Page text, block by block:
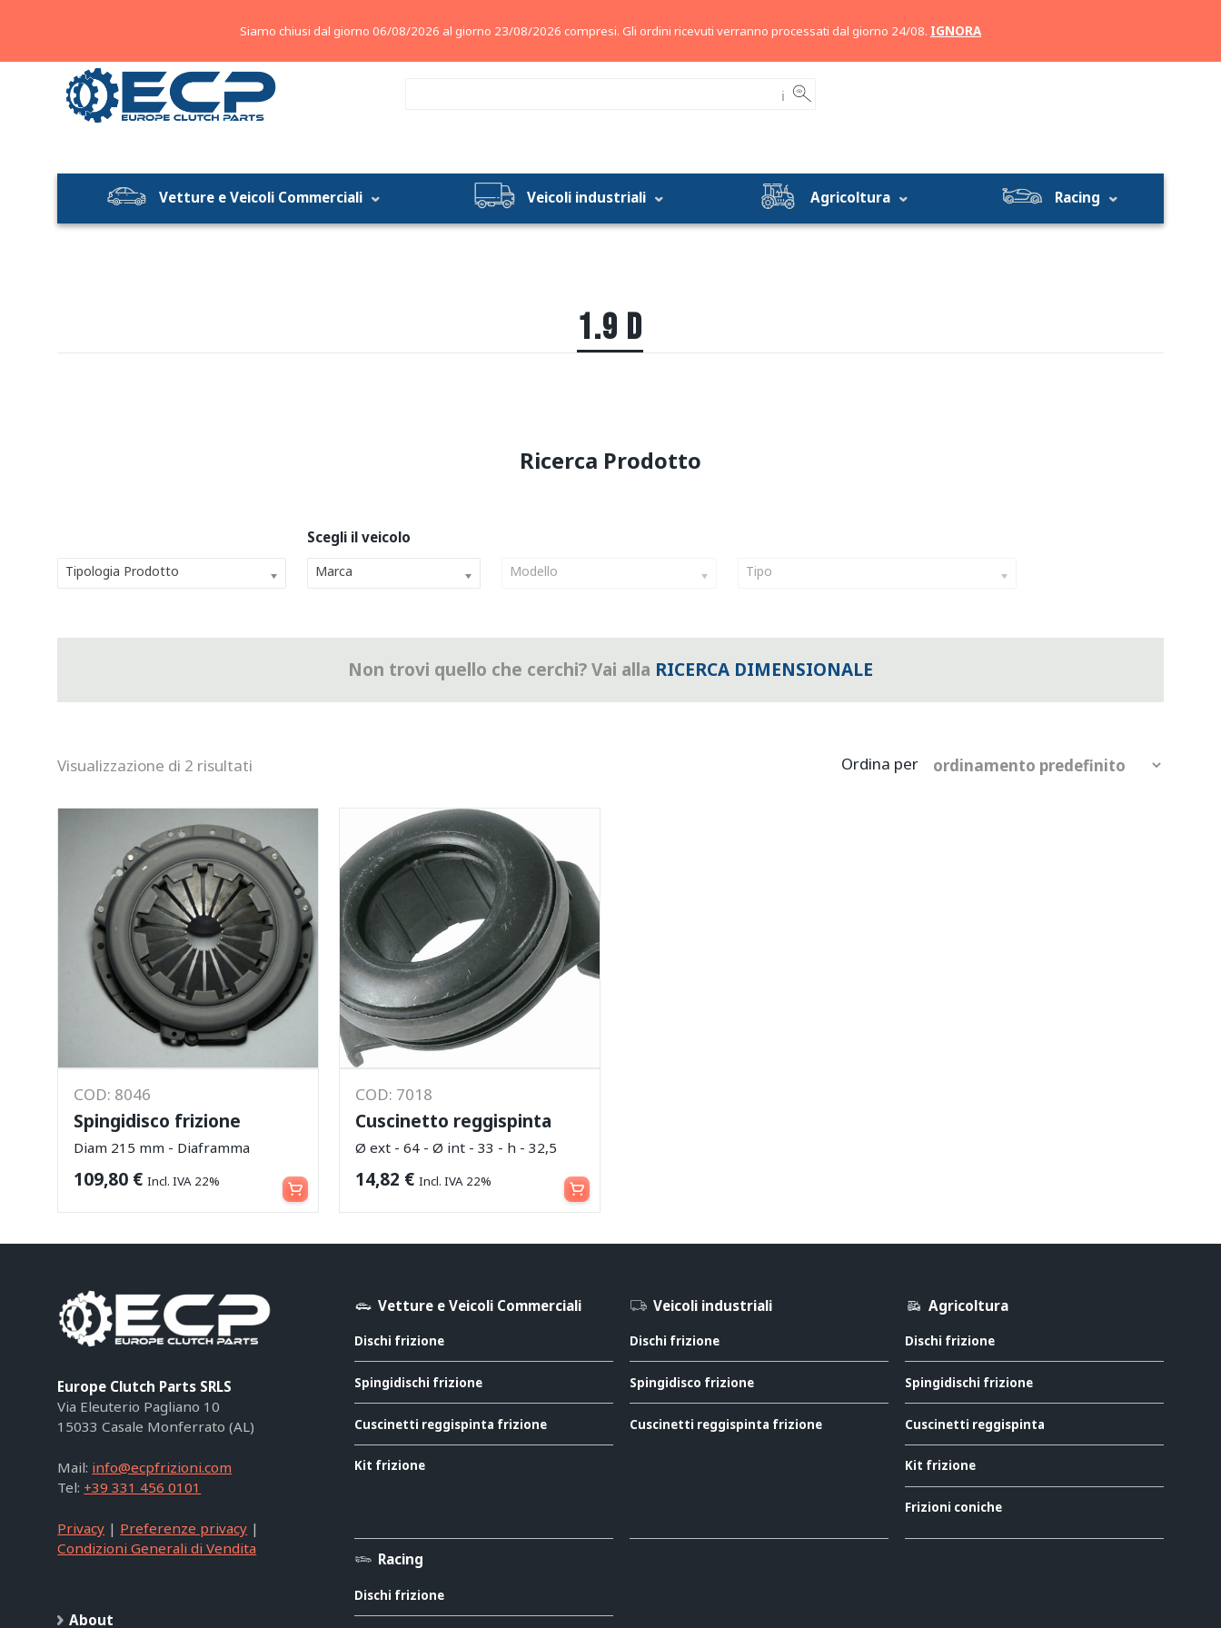
ℹ
Vetture e Veicoli Commerciali Veicoli industriali Agricoltura Racing
1.9 D
Tipologia Prodotto Marca Modello Tipo
Non trovi quello che cerchi? Vai alla RICERCA DIMENSIONALE
Visualizzazione di 2 risultati
COD: 8046
Spingidisco frizione
Diam 215 mm - Diaframma
109,80 € Incl. IVA 22% Aggiungi al carrello
COD: 7018
Cuscinetto reggispinta
Ø ext - 64 - Ø int - 33 - h - 32,5
14,82 € Incl. IVA 22% Leggi tutto
Europe Clutch Parts SRLS
Via Eleuterio Pagliano 10
15033 Casale Monferrato (AL)
Mail: info@ecpfrizioni.com
Tel: +39 331 456 0101
Privacy | Preferenze privacy |
Condizioni Generali di Vendita
About
Vetture e Veicoli Commerciali
Dischi frizione
Spingidischi frizione
Cuscinetti reggispinta frizione
Kit frizione
Veicoli industriali
Dischi frizione
Spingidisco frizione
Cuscinetti reggispinta frizione
Agricoltura
Dischi frizione
Spingidischi frizione
Cuscinetti reggispinta
Kit frizione
Frizioni coniche
Racing
Dischi frizione
Siamo chiusi dal giorno 06/08/2026 al giorno 23/08/2026 compresi. Gli ordini ricevuti verranno processati dal giorno 24/08. IGNORA